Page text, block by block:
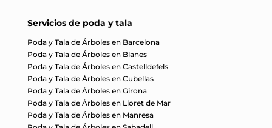
Servicios de poda y tala
Poda y Tala de Árboles en Barcelona
Poda y Tala de Árboles en Blanes
Poda y Tala de Árboles en Castelldefels
Poda y Tala de Árboles en Cubellas
Poda y Tala de Árboles en Girona
Poda y Tala de Árboles en Lloret de Mar
Poda y Tala de Árboles en Manresa